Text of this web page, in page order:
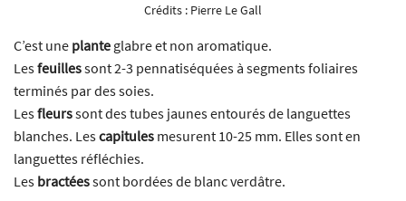
Crédits : Pierre Le Gall
C’est une plante glabre et non aromatique.
Lesfeuillessont 2-3 pennatiséquées à segments foliaires
terminés par des soies.
Lesfleurssont des tubes jaunes entourés de languettes
blanches. Lescapitules mesurent 10-25 mm. Elles sont en
languettes réfléchies.
Les bractéessont bordées de blanc verdâtre.